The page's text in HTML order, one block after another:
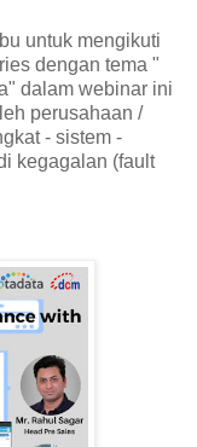
untuk mengikuti
dengan tema "
dalam webinar ini
perusahaan /
- sistem -
kegagalan (fault